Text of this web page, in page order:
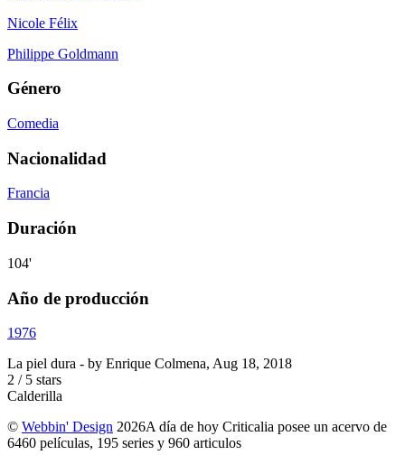
Nicole Félix
Philippe Goldmann
Género
Comedia
Nacionalidad
Francia
Duración
104'
Año de producción
1976
La piel dura - by Enrique Colmena, Aug 18, 2018
2 / 5 stars
Calderilla
© Webbin' Design 2026A día de hoy Criticalia posee un acervo de
6460 películas, 195 series y 960 articulos